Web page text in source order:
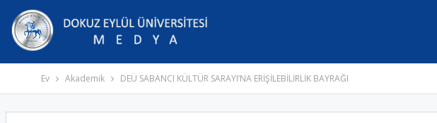
Ev Akademik DEÜ SABANCI KÜLTÜR SARAYI’NA ERİŞİLEBİLİRLİK BAYRAĞI